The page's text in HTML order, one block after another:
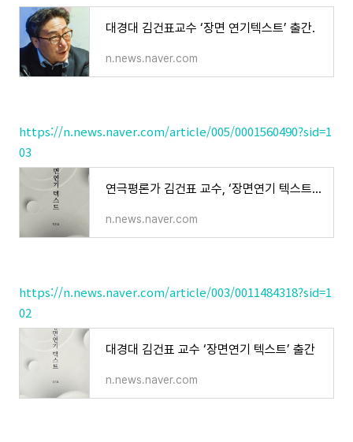
대경대 김건표교수 ‘장면 연기텍스트’ 출간.
n.news.naver.com
https://n.news.naver.com/article/005/0001560490?sid=1
03
연극평론가 김건표 교수, ‘장면연기 텍스트’ 발간
n.news.naver.com
https://n.news.naver.com/article/003/0011484318?sid=1
02
대경대 김건표 교수 ‘장면연기 텍스트’ 출간
n.news.naver.com